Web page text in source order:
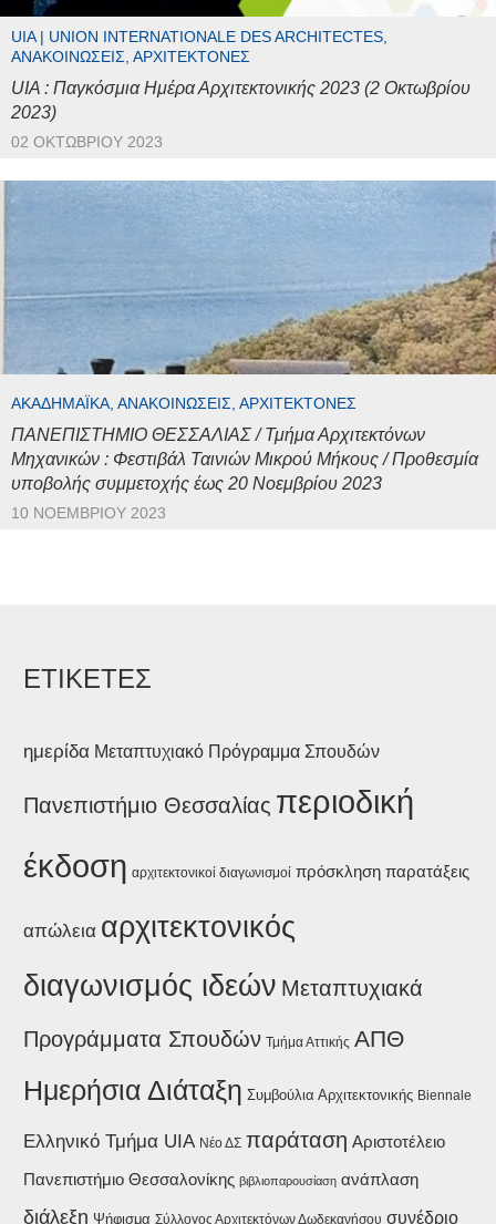
UIA | UNION INTERNATIONALE DES ARCHITECTES,
ΑΝΑΚΟΙΝΏΣΕΙΣ, ΑΡΧΙΤΈΚΤΟΝΕΣ
UIA : Παγκόσμια Ημέρα Αρχιτεκτονικής 2023 (2 Οκτωβρίου
2023)
02 ΟΚΤΩΒΡΊΟΥ 2023
ΑΚΑΔΗΜΑΪΚΆ, ΑΝΑΚΟΙΝΏΣΕΙΣ, ΑΡΧΙΤΈΚΤΟΝΕΣ
ΠΑΝΕΠΙΣΤΗΜΙΟ ΘΕΣΣΑΛΙΑΣ / Τμήμα Αρχιτεκτόνων
Μηχανικών : Φεστιβάλ Ταινιών Μικρού Μήκους / Προθεσμία
υποβολής συμμετοχής έως 20 Νοεμβρίου 2023
10 ΝΟΕΜΒΡΊΟΥ 2023
ΕΤΙΚΕΤΕΣ
ημερίδα Μεταπτυχιακό Πρόγραμμα Σπουδών
Πανεπιστήμιο Θεσσαλίας περιοδική
έκδοση αρχιτεκτονικοί διαγωνισμοί πρόσκληση παρατάξεις
απώλεια αρχιτεκτονικός
διαγωνισμός ιδεών Μεταπτυχιακά
Προγράμματα Σπουδών Τμήμα Αττικής ΑΠΘ
Ημερήσια Διάταξη Συμβούλια Αρχιτεκτονικής Biennale
Ελληνικό Τμήμα UIA Νέο ΔΣ παράταση Αριστοτέλειο
Πανεπιστήμιο Θεσσαλονίκης βιβλιοπαρουσίαση ανάπλαση
διάλεξη Ψήφισμα Σύλλογος Αρχιτεκτόνων Δωδεκανήσου συνέδριο